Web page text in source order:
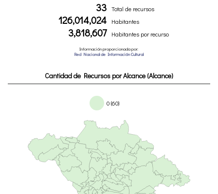
33 Total de recursos
126,014,024 Habitantes
3,818,607 Habitantes por recurso
Información proporcionada por:
Red Nacional de Información Cultural
Cantidad de Recursos por Alcance (Alcance)
0 (60)